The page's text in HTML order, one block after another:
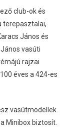
club-ok és
terepasztalai,
János és
vasúti
rajzai
éves a 424-es
vasútmodellek
Minibox biztosít.